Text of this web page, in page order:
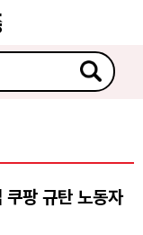
팡 규탄 노동자
5
5